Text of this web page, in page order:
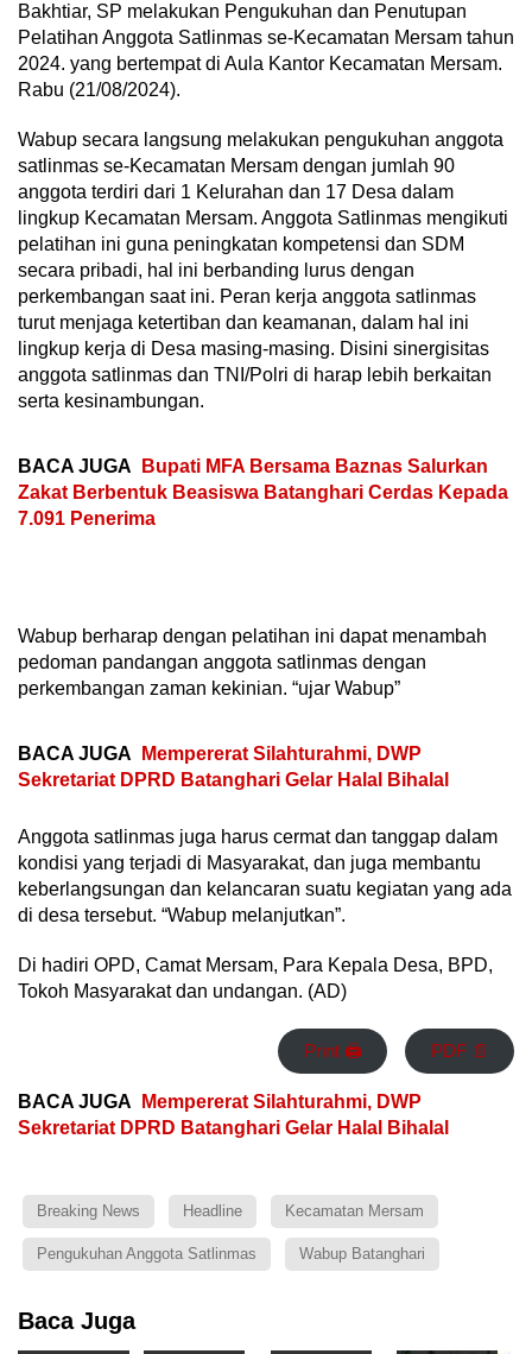
Bakhtiar, SP melakukan Pengukuhan dan Penutupan
Pelatihan Anggota Satlinmas se-Kecamatan Mersam tahun
2024. yang bertempat di Aula Kantor Kecamatan Mersam.
Rabu (21/08/2024).
Wabup secara langsung melakukan pengukuhan anggota
satlinmas se-Kecamatan Mersam dengan jumlah 90
anggota terdiri dari 1 Kelurahan dan 17 Desa dalam
lingkup Kecamatan Mersam. Anggota Satlinmas mengikuti
pelatihan ini guna peningkatan kompetensi dan SDM
secara pribadi, hal ini berbanding lurus dengan
perkembangan saat ini. Peran kerja anggota satlinmas
turut menjaga ketertiban dan keamanan, dalam hal ini
lingkup kerja di Desa masing-masing. Disini sinergisitas
anggota satlinmas dan TNI/Polri di harap lebih berkaitan
serta kesinambungan.
BACA JUGA
Bupati MFA Bersama Baznas Salurkan
Zakat Berbentuk Beasiswa Batanghari Cerdas Kepada
7.091 Penerima
Wabup berharap dengan pelatihan ini dapat menambah
pedoman pandangan anggota satlinmas dengan
perkembangan zaman kekinian. “ujar Wabup”
BACA JUGA
Mempererat Silahturahmi, DWP
Sekretariat DPRD Batanghari Gelar Halal Bihalal
Anggota satlinmas juga harus cermat dan tanggap dalam
kondisi yang terjadi di Masyarakat, dan juga membantu
keberlangsungan dan kelancaran suatu kegiatan yang ada
di desa tersebut. “Wabup melanjutkan”.
Di hadiri OPD, Camat Mersam, Para Kepala Desa, BPD,
Tokoh Masyarakat dan undangan. (AD)
Print 🖨 PDF 📄
BACA JUGA
Mempererat Silahturahmi, DWP
Sekretariat DPRD Batanghari Gelar Halal Bihalal
Breaking News Headline Kecamatan Mersam
Pengukuhan Anggota Satlinmas Wabup Batanghari
Baca Juga